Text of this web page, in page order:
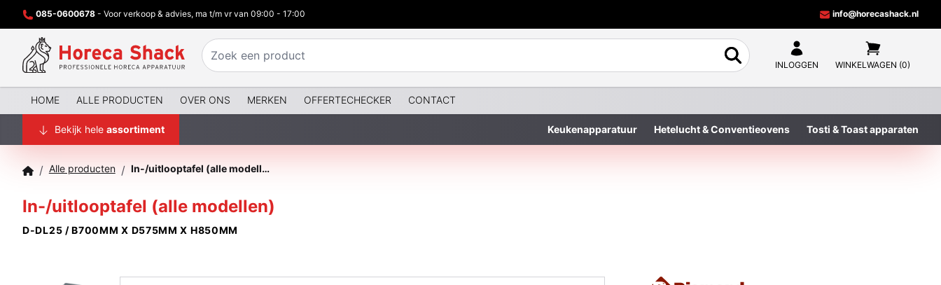
085-0600678 - Voor verkoop & advies, ma t/m vr van 09:00 - 17:00 info@horecashack.nl
INLOGGEN WINKELWAGEN (0)
HOME ALLE PRODUCTEN OVER ONS MERKEN OFFERTECHECKER CONTACT
Bekijk hele assortiment Keukenapparatuur Hetelucht & Conventieovens Tosti & Toast apparaten
/ Alle producten / In-/uitlooptafel (alle modellen)
In-/uitlooptafel (alle modellen)
D-DL25 / B700MM X D575MM X H850MM